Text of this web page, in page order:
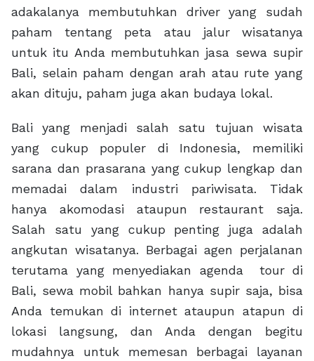
adakalanya membutuhkan driver yang sudah
paham tentang peta atau jalur wisatanya
untuk itu Anda membutuhkan jasa sewa supir
Bali, selain paham dengan arah atau rute yang
akan dituju, paham juga akan budaya lokal.
Bali yang menjadi salah satu tujuan wisata
yang cukup populer di Indonesia, memiliki
sarana dan prasarana yang cukup lengkap dan
memadai dalam industri pariwisata. Tidak
hanya akomodasi ataupun restaurant saja.
Salah satu yang cukup penting juga adalah
angkutan wisatanya. Berbagai agen perjalanan
terutama yang menyediakan agenda tour di
Bali, sewa mobil bahkan hanya supir saja, bisa
Anda temukan di internet ataupun atapun di
lokasi langsung, dan Anda dengan begitu
mudahnya untuk memesan berbagai layanan